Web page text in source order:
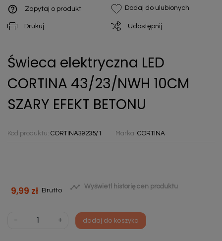
help_outline Zapytaj o produkt Dodaj do ulubionych
Drukuj Udostępnij
Świeca elektryczna LED
CORTINA 43/23/NWH 10CM
SZARY EFEKT BETONU
Kod produktu: CORTINA39235/1 Marka: CORTINA
9,99 zł Brutto  Wyświetl historię cen produktu
- + dodaj do koszyka